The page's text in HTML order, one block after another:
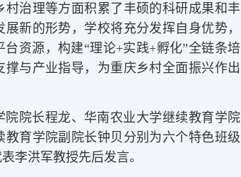
治理等方面积累了丰硕的科研成果和丰
新的形势，学校将充分发挥自身优势，
资源，构建“理论+实践+孵化”全链条培
与产业指导，为重庆乡村全面振兴作出
院院长程龙、华南农业大学继续教育学院
教育学院副院长钟贝分别为六个特色班级
李洪军教授先后发言。